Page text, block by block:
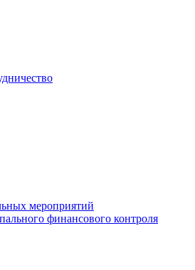
мероприятий
финансового контроля